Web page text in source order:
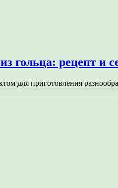
гольца: рецепт и
для приготовления